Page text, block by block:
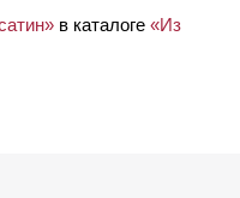
в каталоге «Из